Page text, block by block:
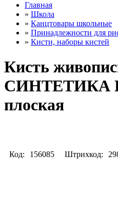
Главная
» Школа
» Канцтовары школьные
» Принадлежности для
» Кисти, наборы кистей
Кисть
СИНТЕТИКА
плоская
Код: 156085 Штрихкод: